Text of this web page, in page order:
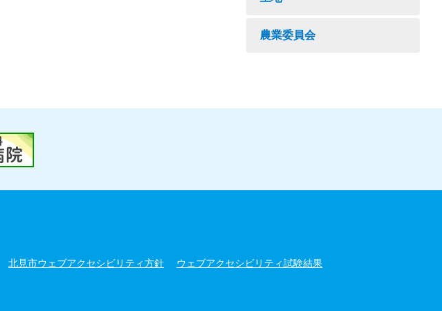
農業委員会
北見市ウェブアクセシビリティ方針 ウェブアクセシビリティ試験結果